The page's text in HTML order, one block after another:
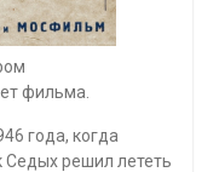
фильма.
года, когда
решил лететь